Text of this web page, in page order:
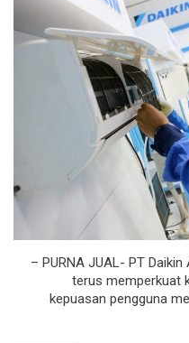
– PURNA JUAL- PT
terus memperkuat
kepuasan pengguna